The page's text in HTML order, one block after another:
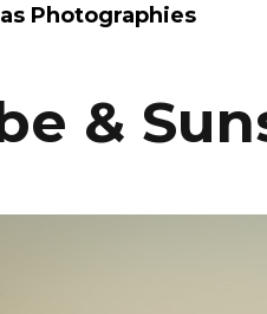
Photographies
&